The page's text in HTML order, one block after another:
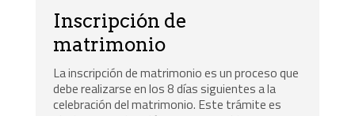
Inscripción de
matrimonio
La inscripción de matrimonio es un proceso que
debe realizarse en los 8 días siguientes a la
celebración del matrimonio. Este trámite es